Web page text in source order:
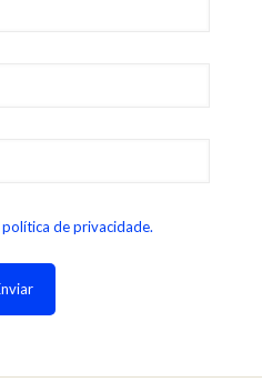
política de privacidade.